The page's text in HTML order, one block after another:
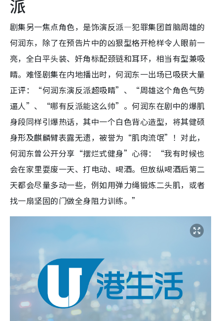
派
剧集另一焦点角色，是饰演反派—犯罪集团首脑周雄的
何润东，除了在预告片中的凶狠型格开枪样令人眼前一
亮，全白平头装、奸角标配颈链和耳环，相当有型兼吸
睛。难怪剧集在内地播出时，何润东一出场已吸获大量
正评：“何润东演反派超吸睛”、“周雄这个角色气势
逼人”、“哪有反派能这么帅”。何润东在剧中的爆肌
身段同样引爆热话，其中一个白色背心造型，将其健硕
身形及麒麟臂表露无遗，被誉为“肌肉流氓”！对此，
何润东曾公开分享“摆烂式健身”心得：“我有时候也
会在家里耍废一天、打电动、喝酒。但放纵喝酒后第二
天都会尽量多动一些，例如用弹力绳锻炼二头肌，或者
找一扇坚固的门做全身阻力训练。”